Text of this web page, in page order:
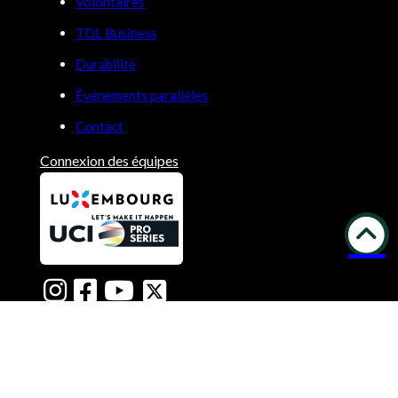
TDL Business
Durabilité
Événements parallèles
Contact
Connexion des équipes